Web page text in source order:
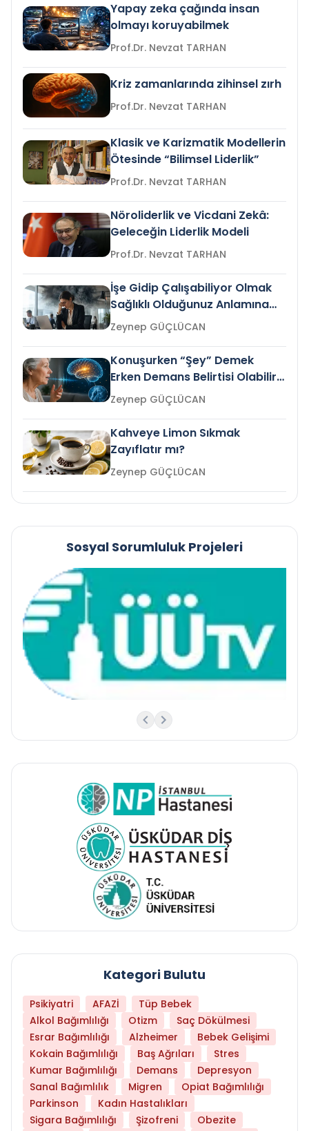
Yapay zeka çağında insan
olmayı koruyabilmek
Prof.Dr. Nevzat TARHAN
Kriz zamanlarında zihinsel zırh
Prof.Dr. Nevzat TARHAN
Klasik ve Karizmatik Modellerin
Ötesinde “Bilimsel Liderlik”
Prof.Dr. Nevzat TARHAN
Nöroliderlik ve Vicdani Zekâ:
Geleceğin Liderlik Modeli
Prof.Dr. Nevzat TARHAN
İşe Gidip Çalışabiliyor Olmak
Sağlıklı Olduğunuz Anlamına
Gelir mi?Zeynep GÜÇLÜCAN
Konuşurken “Şey” Demek
Erken Demans Belirtisi Olabilir
mi?
Zeynep GÜÇLÜCAN
Kahveye Limon Sıkmak
Zayıflatır mı?
Zeynep GÜÇLÜCAN
Sosyal Sorumluluk Projeleri
Kategori Bulutu
Psikiyatri AFAZİ
Tüp Bebek
Alkol Bağımlılığı
Otizm
Saç Dökülmesi
Esrar Bağımlılığı
Alzheimer
Bebek Gelişimi
Kokain Bağımlılığı
Baş Ağrıları
Stres
Kumar Bağımlılığı
Demans
Depresyon
Sanal Bağımlılık
Migren
Opiat Bağımlılığı
Parkinson
Kadın Hastalıkları
Sigara Bağımlılığı
Şizofreni
Obezite